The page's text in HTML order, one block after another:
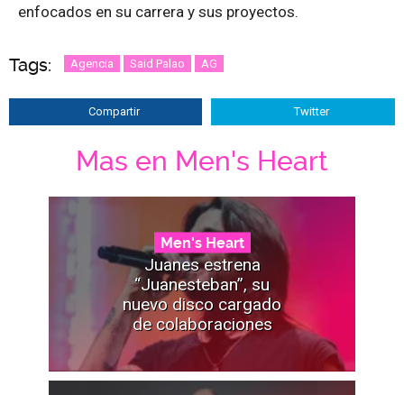
enfocados en su carrera y sus proyectos.
Tags: Agencia Said Palao AG
Compartir Twitter
Mas en Men's Heart
Men's Heart
Juanes estrena
“Juanesteban”, su
nuevo disco cargado
de colaboraciones